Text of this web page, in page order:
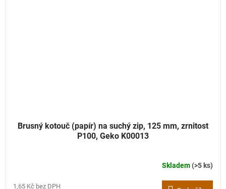
Brusný kotouč (papír) na suchý zip, 125 mm, zrnitost
P100, Geko K00013
Skladem(>5 ks)
1,65 Kč bez DPH